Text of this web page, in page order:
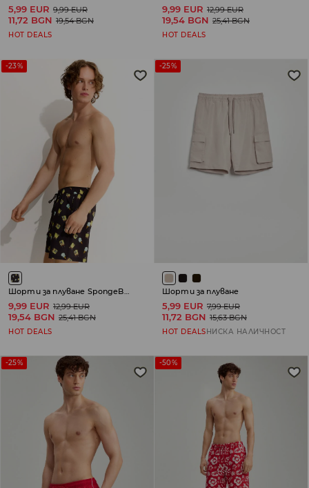
5,99 EUR 9,99 EUR
11,72 BGN 19,54 BGN
HOT DEALS
9,99 EUR 12,99 EUR
19,54 BGN 25,41 BGN
HOT DEALS
-23%
Шорти за плуване SpongeBob
9,99 EUR 12,99 EUR
19,54 BGN 25,41 BGN
HOT DEALS
-25%
Шорти за плуване
5,99 EUR 7,99 EUR
11,72 BGN 15,63 BGN
HOT DEALS НИСКА НАЛИЧНОСТ
-25% -50%